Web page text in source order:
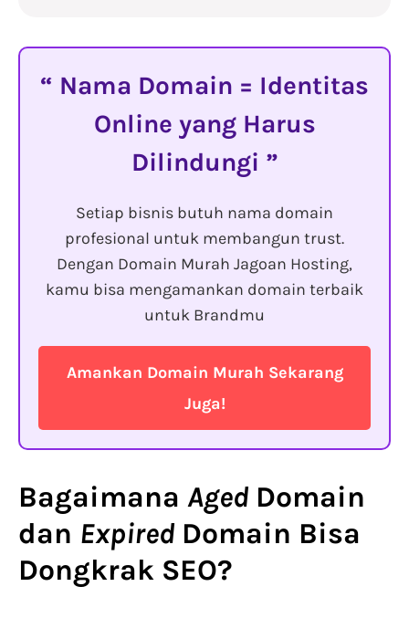
Nama Domain = Identitas
Online yang Harus
Dilindungi
Setiap bisnis butuh nama domain
profesional untuk membangun trust.
Dengan Domain Murah Jagoan Hosting,
kamu bisa mengamankan domain terbaik
untuk Brandmu
Amankan Domain Murah Sekarang
Juga!
Bagaimana Aged Domain
dan Expired Domain Bisa
Dongkrak SEO?